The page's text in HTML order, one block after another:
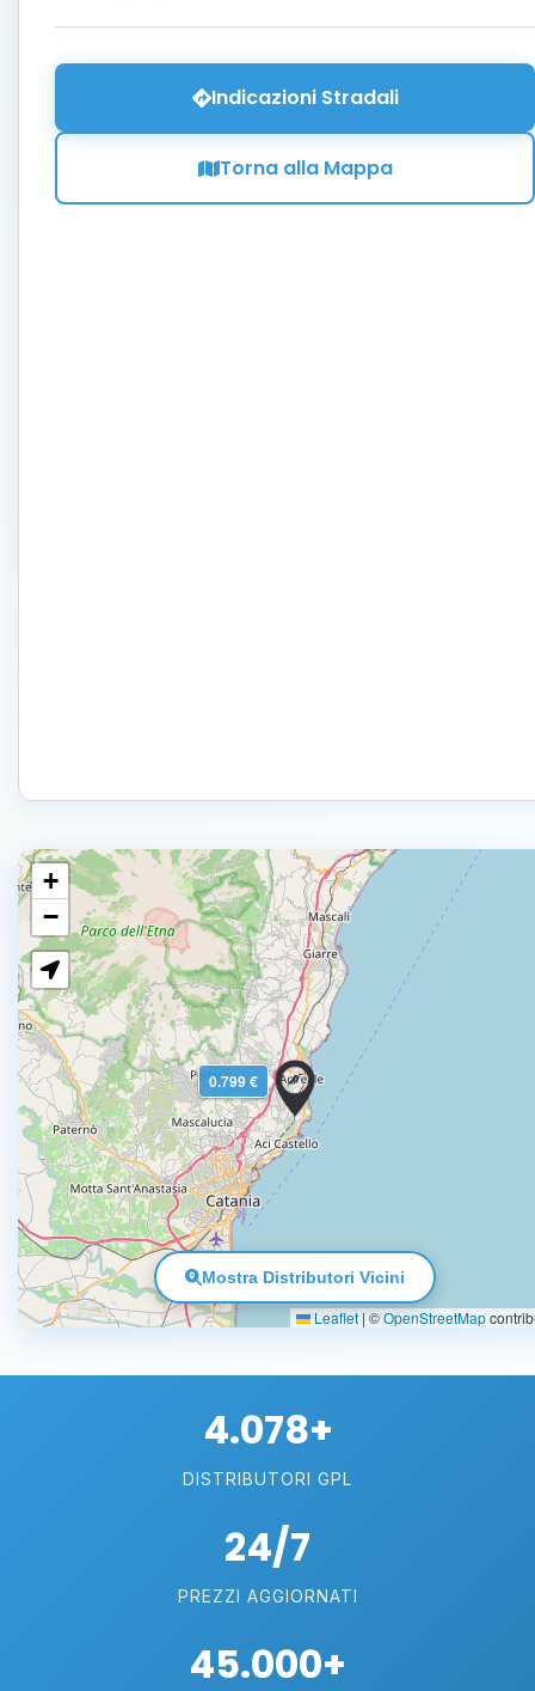
Indicazioni Stradali
Torna alla Mappa
0.799 €
+
−
Leaflet | ©OpenStreetMap
Mostra Distributori Vicini
4.078+
DISTRIBUTORI GPL
24/7
PREZZI AGGIORNATI
45.000+